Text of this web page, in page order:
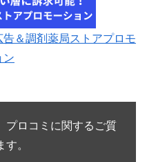
＆調剤薬局ストアプロモ
ン
プロコミに関するご質
。